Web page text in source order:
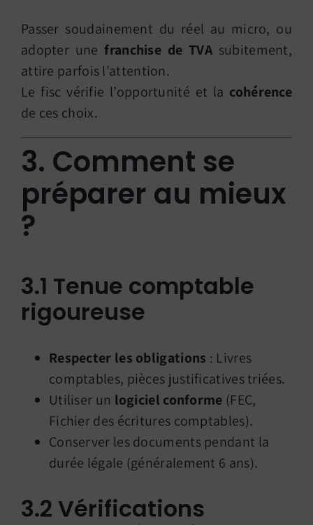
Passer soudainement du réel au micro, ou
adopter unefranchise de TVA subitement,
attire parfois l’attention.
Le fisc vérifie l’opportunité et la cohérence
de ces choix.
3. Comment se
préparer au mieux
?
3.1 Tenue comptable
rigoureuse
Respecter les obligations : Livres
comptables, pièces justificatives triées.
Utiliser un logiciel conforme (FEC,
Fichier des écritures comptables).
Conserver les documents pendant la
durée légale (généralement 6 ans).
3.2 Vérifications